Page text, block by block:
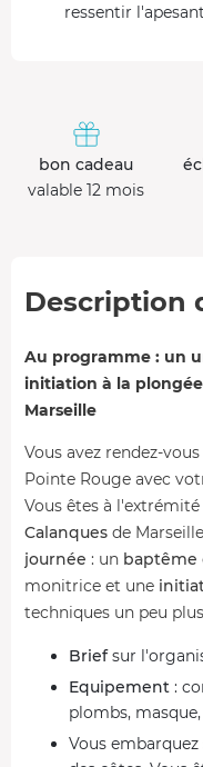
ressentir
bon cadeau
valable 12 mois
Description
Au programme : un
initiation à la
Marseille
Vous avez rendez-
Pointe Rouge avec
Vous êtes à
Calanques de
journée : un baptême
monitrice et une
techniques un peu
Briefsur
Equipement :
plombs,
Vous